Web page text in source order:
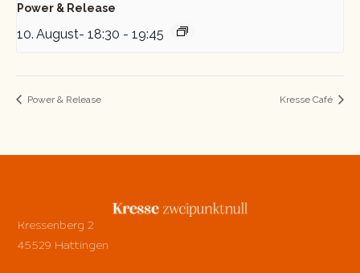
Power & Release
10. August- 18:30 - 19:45
Power & Release Kresse Café
Kressenberg 2
45529 Hattingen